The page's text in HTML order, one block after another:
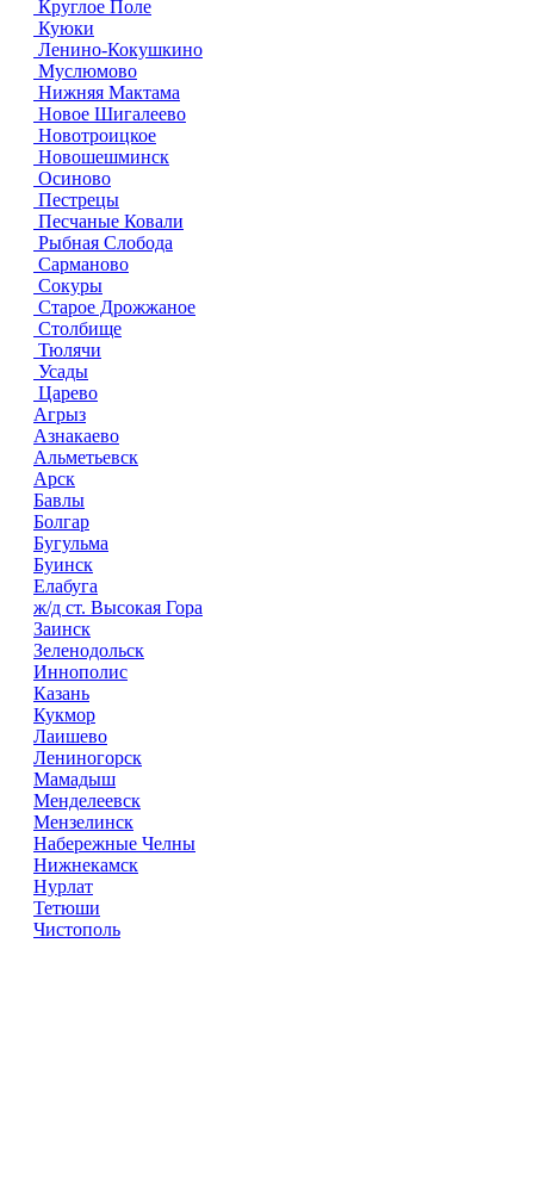
Круглое Поле
Куюки
Ленино-Кокушкино
Муслюмово
Нижняя Мактама
Новое Шигалеево
Новотроицкое
Новошешминск
Осиново
Пестрецы
Песчаные Ковали
Рыбная Слобода
Сарманово
Сокуры
Старое Дрожжаное
Столбище
Тюлячи
Усады
Царево
Агрыз
Азнакаево
Альметьевск
Арск
Бавлы
Болгар
Бугульма
Буинск
Елабуга
ж/д ст. Высокая Гора
Заинск
Зеленодольск
Иннополис
Казань
Кукмор
Лаишево
Лениногорск
Мамадыш
Менделеевск
Мензелинск
Набережные Челны
Нижнекамск
Нурлат
Тетюши
Чистополь